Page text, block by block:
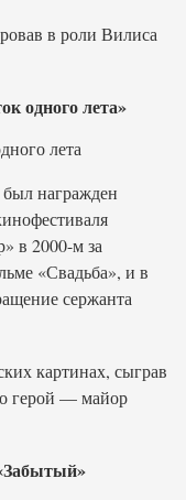
в роли Вилиса
одного лета»
награжден
в 2000-м за
«Свадьба», и в
сержанта
картинах, сыграв
герой — майор